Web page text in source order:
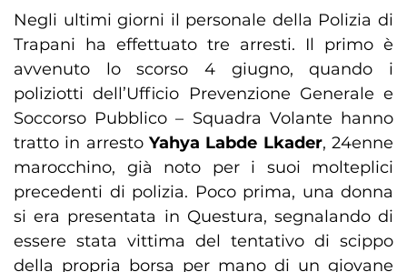
Negli ultimi giorni il personale della Polizia di
Trapani ha effettuato tre arresti. Il primo è
avvenuto lo scorso 4 giugno, quando i
poliziotti dell’Ufficio Prevenzione Generale e
Soccorso Pubblico – Squadra Volante hanno
tratto in arresto Yahya Labde Lkader, 24enne
marocchino, già noto per i suoi molteplici
precedenti di polizia. Poco prima, una donna
si era presentata in Questura, segnalando di
essere stata vittima del tentativo di scippo
della propria borsa per mano di un giovane